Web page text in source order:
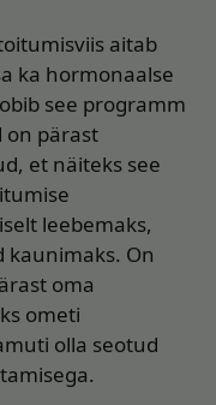
aitab
ka hormonaalse
see programm
on pärast
et näiteks see
leebemaks,
kaunimaks. On
oma
ometi
olla seotud